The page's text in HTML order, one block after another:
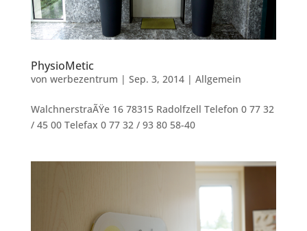
PhysioMetic
von werbezentrum | Sep. 3, 2014| Allgemein
WalchnerstraÃŸe 16 78315 Radolfzell Telefon 0 77 32
/ 45 00 Telefax 0 77 32 / 93 80 58-40